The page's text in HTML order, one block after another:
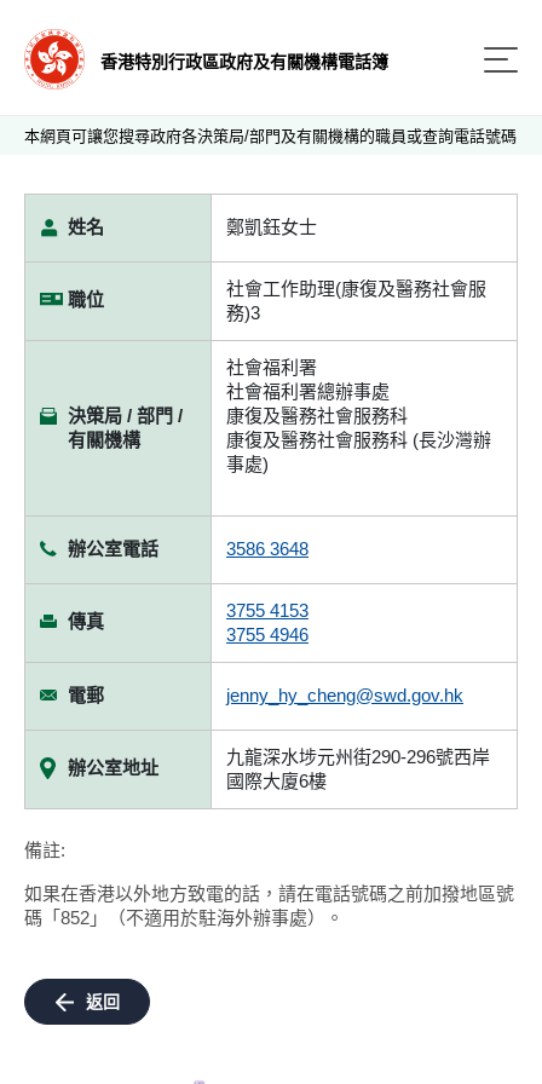
香港特別行政區政府及有關機構電話簿
本網頁可讓您搜尋政府各決策局/部門及有關機構的職員或查詢電話號碼
姓名 鄭凱鈺女士
職位
社會工作助理(康復及醫務社會服
務)3
決策局 / 部門 /
有關機構
社會福利署
社會福利署總辦事處
康復及醫務社會服務科
康復及醫務社會服務科 (長沙灣辦
事處)
辦公室電話 3586 3648
傳真
3755 4153
3755 4946
電郵 jenny_hy_cheng@swd.gov.hk
辦公室地址
九龍深水埗元州街290-296號西岸
國際大廈6樓
備註:
如果在香港以外地方致電的話，請在電話號碼之前加撥地區號
碼「852」（不適用於駐海外辦事處）。
返回